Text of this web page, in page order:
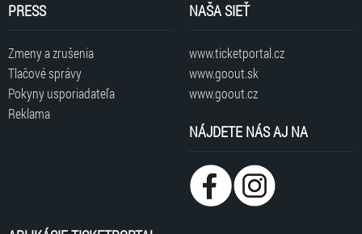
PRESS
Zmeny a zrušenia
Tlačové správy
Pokyny usporiadateľa
Reklama
NAŠA SIEŤ
www.ticketportal.cz
www.goout.sk
www.goout.cz
NÁJDETE NÁS AJ NA